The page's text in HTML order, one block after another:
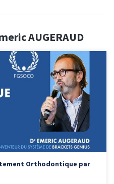
AUGERAUD
Orthodontique par